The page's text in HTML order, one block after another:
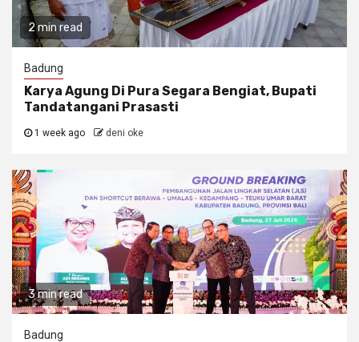
2 min read
Badung
Karya Agung Di Pura Segara Bengiat, Bupati
Tandatangani Prasasti
1 week ago deni oke
3 min read
Badung